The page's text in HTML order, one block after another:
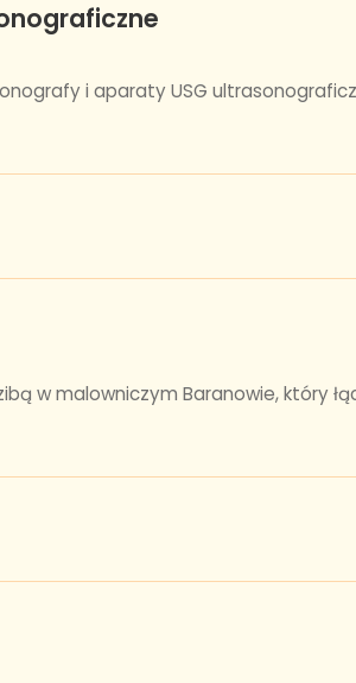
i aparaty USG
w malowniczym Baranowie, który